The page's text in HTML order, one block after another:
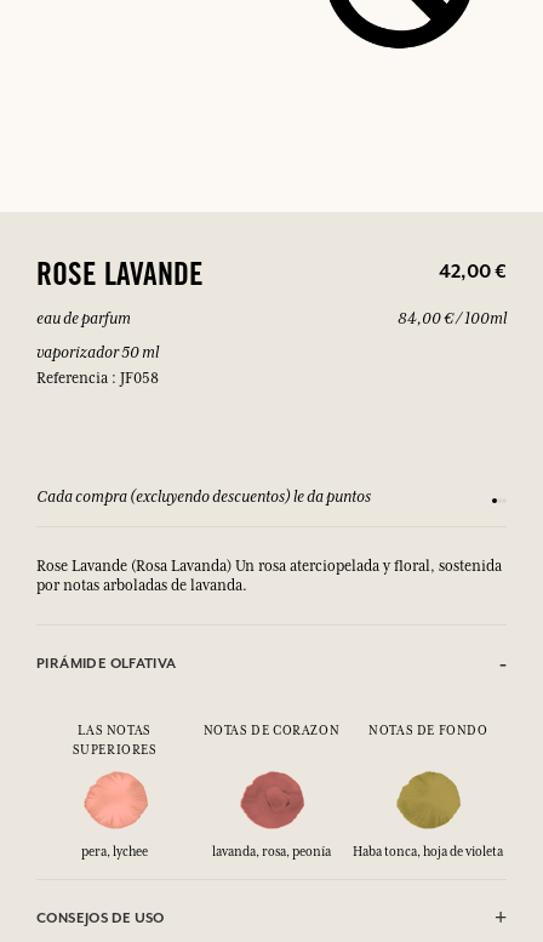
ROSE LAVANDE 42,00 €
eau de parfum
vaporizador 50 ml
Referencia : JF058
84,00 € / 100ml
Cada compra (excluyendo descuentos) le da puntos
Rose Lavande (Rosa Lavanda) Un rosa aterciopelada y floral, sostenida
por notas arboladas de lavanda.
PIRÁMIDE OLFATIVA
LAS NOTAS
SUPERIORES
NOTAS DE CORAZON NOTAS DE FONDO
pera, lychee lavanda, rosa, peonía Haba tonca, hoja de violeta
CONSEJOS DE USO